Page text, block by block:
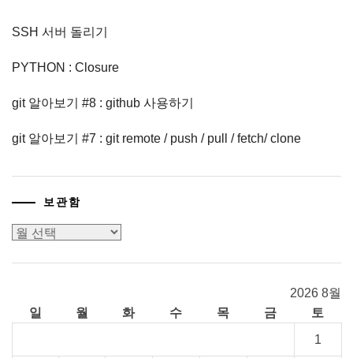
SSH 서버 돌리기
PYTHON : Closure
git 알아보기 #8 : github 사용하기
git 알아보기 #7 : git remote / push / pull / fetch/ clone
보관함
보
2026 8월
일
월 화 수 목 금
토
1